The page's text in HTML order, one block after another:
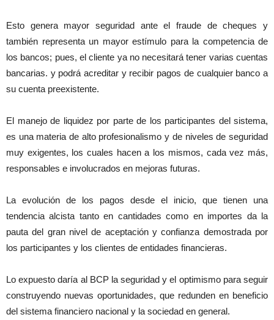
Esto genera mayor seguridad ante el fraude de cheques y
también representa un mayor estímulo para la competencia de
los bancos; pues, el cliente ya no necesitará tener varias cuentas
bancarias. y podrá acreditar y recibir pagos de cualquier banco a
su cuenta preexistente.
El manejo de liquidez por parte de los participantes del sistema,
es una materia de alto profesionalismo y de niveles de seguridad
muy exigentes, los cuales hacen a los mismos, cada vez más,
responsables e involucrados en mejoras futuras.
La evolución de los pagos desde el inicio, que tienen una
tendencia alcista tanto en cantidades como en importes da la
pauta del gran nivel de aceptación y confianza demostrada por
los participantes y los clientes de entidades financieras.
Lo expuesto daría al BCP la seguridad y el optimismo para seguir
construyendo nuevas oportunidades, que redunden en beneficio
del sistema financiero nacional y la sociedad en general.